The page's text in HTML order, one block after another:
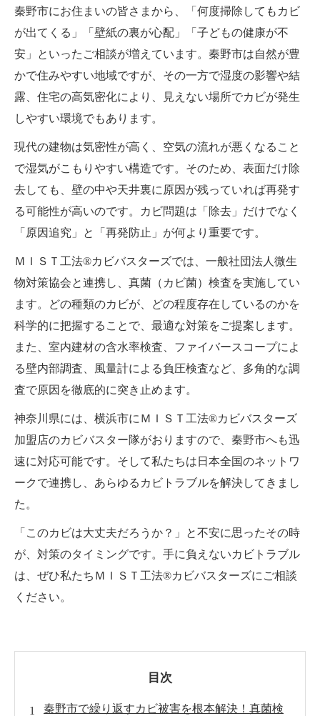
秦野市にお住まいの皆さまから、「何度掃除してもカビ
が出てくる」「壁紙の裏が心配」「子どもの健康が不
安」といったご相談が増えています。秦野市は自然が豊
かで住みやすい地域ですが、その一方で湿度の影響や結
露、住宅の高気密化により、見えない場所でカビが発生
しやすい環境でもあります。
現代の建物は気密性が高く、空気の流れが悪くなること
で湿気がこもりやすい構造です。そのため、表面だけ除
去しても、壁の中や天井裏に原因が残っていれば再発す
る可能性が高いのです。カビ問題は「除去」だけでなく
「原因追究」と「再発防止」が何より重要です。
ＭＩＳＴ工法®カビバスターズでは、一般社団法人微生
物対策協会と連携し、真菌（カビ菌）検査を実施してい
ます。どの種類のカビが、どの程度存在しているのかを
科学的に把握することで、最適な対策をご提案します。
また、室内建材の含水率検査、ファイバースコープによ
る壁内部調査、風量計による負圧検査など、多角的な調
査で原因を徹底的に突き止めます。
神奈川県には、横浜市にＭＩＳＴ工法®カビバスターズ
加盟店のカビバスター隊がおりますので、秦野市へも迅
速に対応可能です。そして私たちは日本全国のネットワ
ークで連携し、あらゆるカビトラブルを解決してきまし
た。
「このカビは大丈夫だろうか？」と不安に思ったその時
が、対策のタイミングです。手に負えないカビトラブル
は、ぜひ私たちＭＩＳＴ工法®カビバスターズにご相談
ください。
目次
秦野市で繰り返すカビ被害を根本解決！真菌検